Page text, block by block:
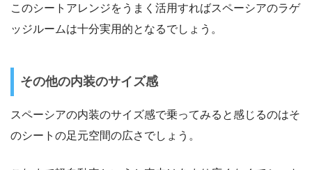
このシートアレンジをうまく活用すればスペーシアのラゲ
ッジルームは十分実用的となるでしょう。
その他の内装のサイズ感
スペーシアの内装のサイズ感で乗ってみると感じるのはそ
のシートの足元空間の広さでしょう。